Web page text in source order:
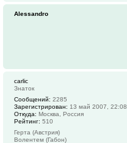
Alessandro
carlic
Знаток
Сообщений: 2285
Зарегистрирован: 13 май 2007, 22:08
Откуда: Москва, Россия
Рейтинг: 510
Герта (Австрия)
Волентем (Габон)